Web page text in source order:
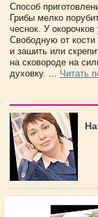
Способ
Грибы мелко
чеснок. У
Свободную от кости
и зашить или
на сковороде на
духовку. ... Читать